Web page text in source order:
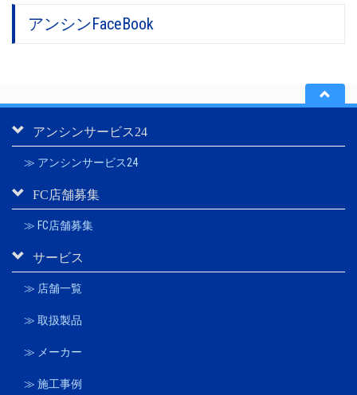
アンシンFaceBook
アンシンサービス24
≫ アンシンサービス24
FC店舗募集
≫ FC店舗募集
サービス
≫ 店舗一覧
≫ 取扱製品
≫ メーカー
≫ 施工事例